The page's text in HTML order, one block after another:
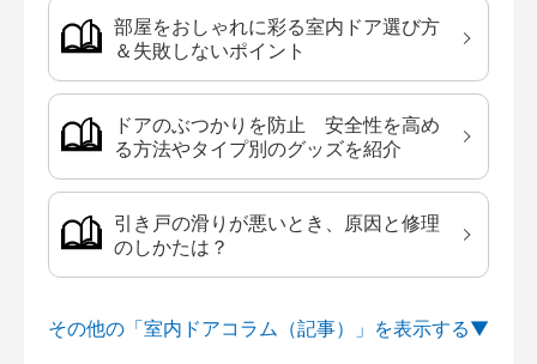
部屋をおしゃれに彩る室内ドア選び方
＆失敗しないポイント
ドアのぶつかりを防止 安全性を高め
る方法やタイプ別のグッズを紹介
引き戸の滑りが悪いとき、原因と修理
のしかたは？
その他の「室内ドアコラム（記事）」を